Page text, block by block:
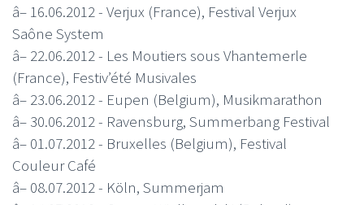
â– 16.06.2012 - Verjux (France), Festival Verjux
Saône System
â– 22.06.2012 - Les Moutiers sous Vhantemerle
(France), Festiv’été Musivales
â– 23.06.2012 - Eupen (Belgium), Musikmarathon
â– 30.06.2012 - Ravensburg, Summerbang Festival
â– 01.07.2012 - Bruxelles (Belgium), Festival
Couleur Café
â– 08.07.2012 - Köln, Summerjam